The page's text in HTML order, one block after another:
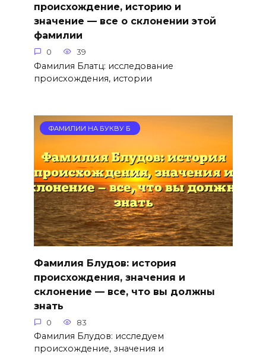
происхождение, историю и
значение — все о склонении этой
фамилии
0 39
Фамилия Блатц: исследование
происхождения, истории
ФАМИЛИИ НА БУКВУ Б
Фамилия Блудов: история
происхождения, значения и
склонение — все, что вы должны
знать
0 83
Фамилия Блудов: исследуем
происхождение, значения и